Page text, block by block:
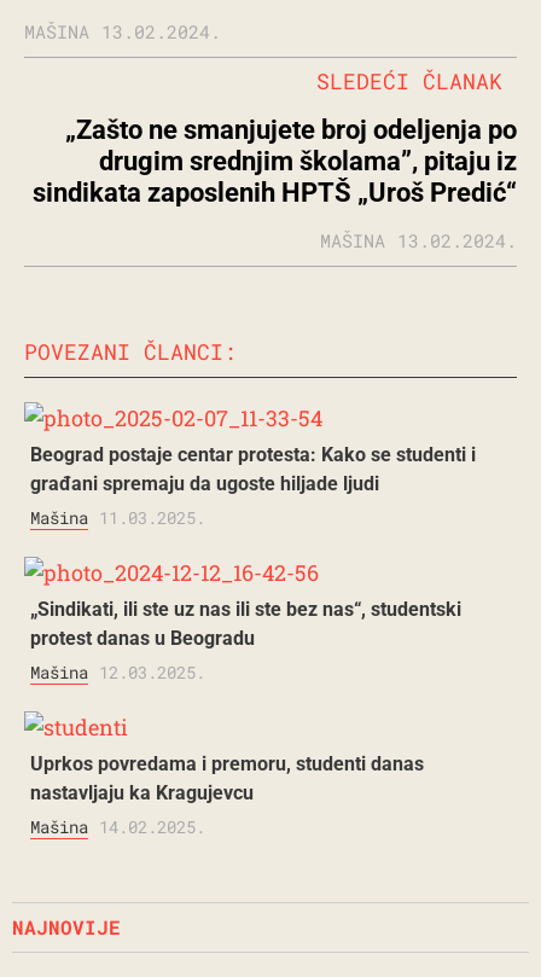
MAŠINA 13.02.2024.
„Zašto ne smanjujete broj odeljenja po
drugim srednjim školama”, pitaju iz
sindikata zaposlenih HPTŠ „Uroš Predić“
SLEDEĆI ČLANAK
MAŠINA 13.02.2024.
POVEZANI ČLANCI:
Beograd postaje centar protesta: Kako se studenti i
građani spremaju da ugoste hiljade ljudi
Mašina 11.03.2025.
„Sindikati, ili ste uz nas ili ste bez nas“, studentski
protest danas u Beogradu
Mašina 12.03.2025.
Uprkos povredama i premoru, studenti danas
nastavljaju ka Kragujevcu
Mašina 14.02.2025.
NAJNOVIJE